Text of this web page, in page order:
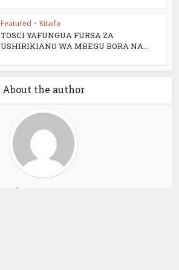
Featured • Kitaifa
TOSCI YAFUNGUA FURSA ZA
USHIRIKIANO WA MBEGU BORA NA...
About the author
Alex Sonna